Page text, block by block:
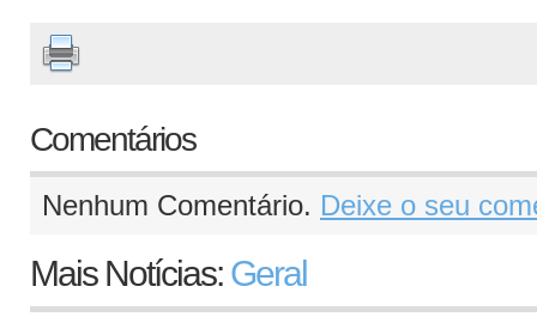
Comentários
Nenhum Comentário. Deixe o seu
Mais Notícias: Geral